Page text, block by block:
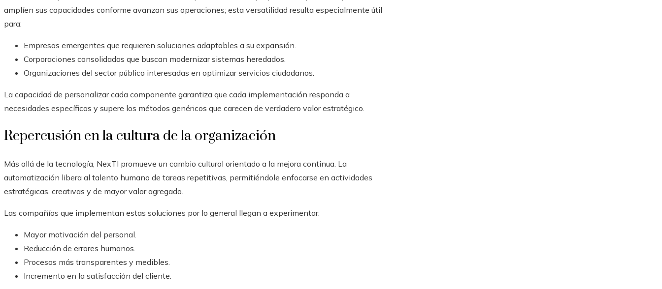
amplíen sus capacidades conforme avanzan sus operaciones; esta versatilidad resulta especialmente útil
para:
Empresas emergentes que requieren soluciones adaptables a su expansión.
Corporaciones consolidadas que buscan modernizar sistemas heredados.
Organizaciones del sector público interesadas en optimizar servicios ciudadanos.
La capacidad de personalizar cada componente garantiza que cada implementación responda a
necesidades específicas y supere los métodos genéricos que carecen de verdadero valor estratégico.
Repercusión en la cultura de la organización
Más allá de la tecnología, NexTI promueve un cambio cultural orientado a la mejora continua. La
automatización libera al talento humano de tareas repetitivas, permitiéndole enfocarse en actividades
estratégicas, creativas y de mayor valor agregado.
Las compañías que implementan estas soluciones por lo general llegan a experimentar:
Mayor motivación del personal.
Reducción de errores humanos.
Procesos más transparentes y medibles.
Incremento en la satisfacción del cliente.